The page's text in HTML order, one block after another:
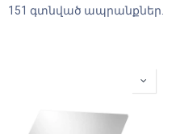
151 գտնված ապրանքներ.